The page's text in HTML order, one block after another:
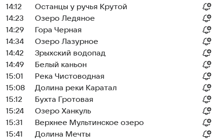
14:12
Останцы у ручья Крутой
14:23
Озеро Ледяное
14:29
Гора Черная
14:34
Озеро Лазурное
14:42
Зрыхский водопад
14:49
Белый каньон
15:01
Река Чистоводная
15:08
Долина реки Каратал
15:12
Бухта Гротовая
15:24
Озеро Ханкуль
15:31
Верхнее Мультинское озеро
15:41
Долина Мечты